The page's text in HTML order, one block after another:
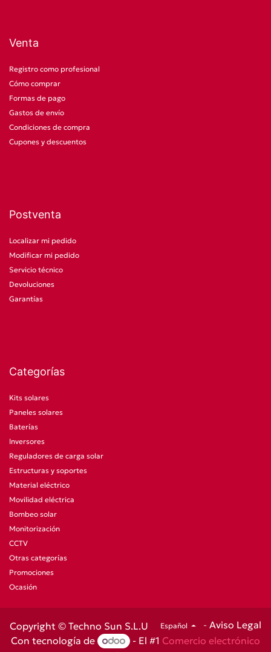
Venta
Registro como profesional
Cómo comprar
Formas de pago
Gastos de envío
Condiciones de compra
Cupones y descuentos
Postventa
Localizar mi pedido
Modificar mi pedido
Servicio técnico
Devoluciones
Garantías
Categorías
Kits solares
Paneles solares
Baterías
Inversores
Reguladores de carga solar
Estructuras y soportes
Material eléctrico
Movilidad eléctrica
Bombeo solar
Monitorización
CCTV
Otras categorías
Promociones
Ocasión
Copyright © Techno Sun S.L.U Español - Aviso Legal
Con tecnología de
- El #1 Comercio electrónico